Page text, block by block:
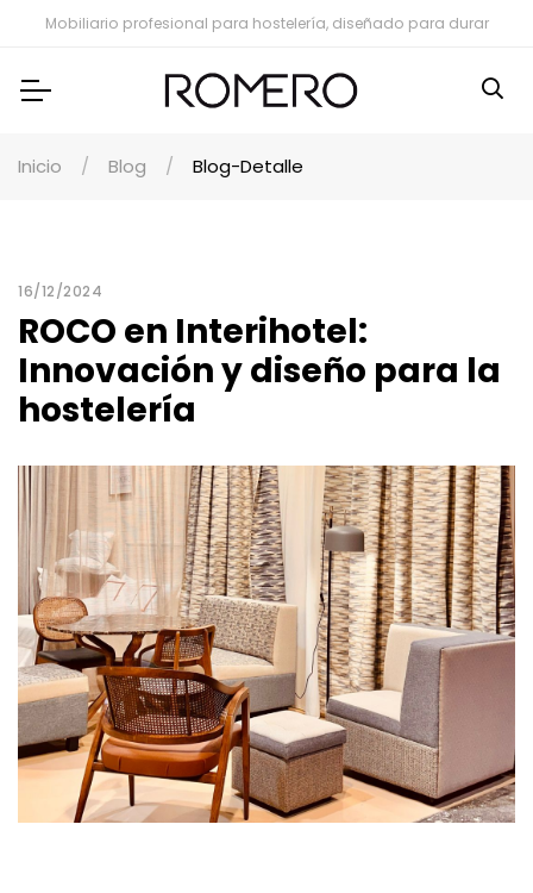
Mobiliario profesional para hostelería, diseñado para durar
Inicio Blog Blog-Detalle
16/12/2024
ROCO en Interihotel:
Innovación y diseño para la
hostelería